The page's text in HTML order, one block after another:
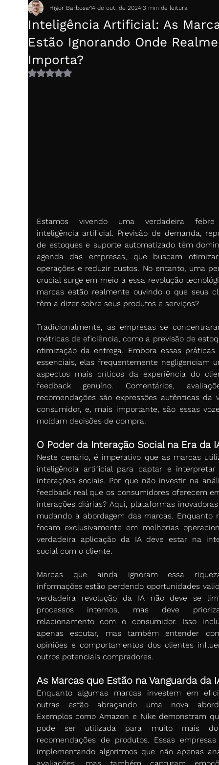
Inteligência Artificial: As
Estão Ignorando Onde
Importa?
Higor Barbosa14 de out. de 2024 3 min de leitura
Avaliado com NaN de 5 estrelas.
Estamos vivendo uma verdadeira
inteligência artificial. Previsão de demanda,
de estoques e suporte automatizado têm
agenda das empresas, que buscam
operações e reduzir custos. No entanto, uma
crucial surge em meio a essa revolução
marcas estão realmente ouvindo o que seus
têm a dizer sobre seus produtos e serviços?
Tradicionalmente, as empresas se
métricas de eficiência, como a previsão de
otimização da entrega. Embora essas práticas
essenciais, elas frequentemente negligenciam
aspectos mais críticos da experiência do
feedback genuíno. Comentários,
recomendações são expressões autênticas da
consumidor, e, mais importante, são essas
moldam decisões de compra.
O Poder da Interação Social na Era da
Neste cenário, é imperativo que as marcas
inteligência artificial para captar e interpretar
interações sociais. Por que não investir na
feedback real que os consumidores oferecem
interações diárias? Aqui, plataformas
mudando a abordagem das marcas. Enquanto
focam exclusivamente em melhorias
verdadeira aplicação da IA deve estar na
social com o cliente.
Marcas que ainda ignoram essa
informações estão perdendo oportunidades
verdadeira revolução da IA não deve se
processos internos, mas deve
relacionamento com o consumidor. Isso
apenas escutar, mas também entender
opiniões e comportamentos dos clientes
outros potenciais compradores.
As Marcas que Estão na Vanguarda da
Enquanto algumas marcas investem em
outras estão abraçando uma nova
Exemplos como Amazon e Nike demonstram
pode ser utilizada para muito mais
recomendações de produtos. Essas
implementando algoritmos que não apenas